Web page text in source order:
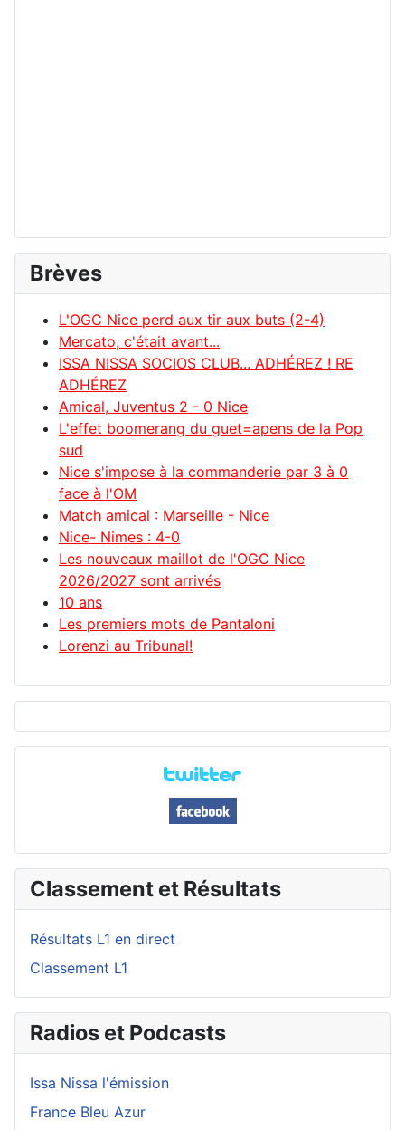
Brèves
L'OGC Nice perd aux tir aux buts (2-4)
Mercato, c'était avant...
ISSA NISSA SOCIOS CLUB... ADHÉREZ ! RE
ADHÉREZ
Amical, Juventus 2 - 0 Nice
L'effet boomerang du guet=apens de la Pop
sud
Nice s'impose à la commanderie par 3 à 0
face à l'OM
Match amical : Marseille - Nice
Nice- Nimes : 4-0
Les nouveaux maillot de l'OGC Nice
2026/2027 sont arrivés
10 ans
Les premiers mots de Pantaloni
Lorenzi au Tribunal!
Classement et Résultats
Résultats L1 en direct
Classement L1
Radios et Podcasts
Issa Nissa l'émission
France Bleu Azur